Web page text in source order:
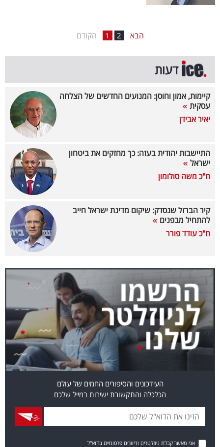
המילון
הכלכלי
פודקאסט
40
ניוזלטרים
מייל
אדום
אחרינו:
הקודם 1 2 הבא
דעות
קיימות, אמון וחוסן: המנועים החדשים של הצלחה
עסקית
יאיר אבידן
התיישבות יהודית בעזה: כך מחזקים את ביטחון
ישראל
ח"כ משה סולומון
קיר הברזל שנסדק: שיקום מדינת ישראל חייב
להתחיל מבפנים
ח"כ עודד פורר
העידכונים והסיפורים החמים של עולם
הכלכלה והתקשורת ישירות במייל שלכם
אני מאשר קבלת ניוזלטרים ודיוורים פרסומיים בדוא"ל